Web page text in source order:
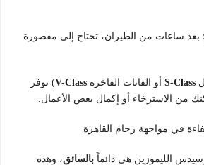
بعد ساعات من الطيران، تحتاج إلى مقصورة
S-Class أو الفانات الفاخرة V-Class) توفر
من الاسترخاء أو إكمال بعض الأعمال.
الليموزين هي دائماً بالسائق، وهذه